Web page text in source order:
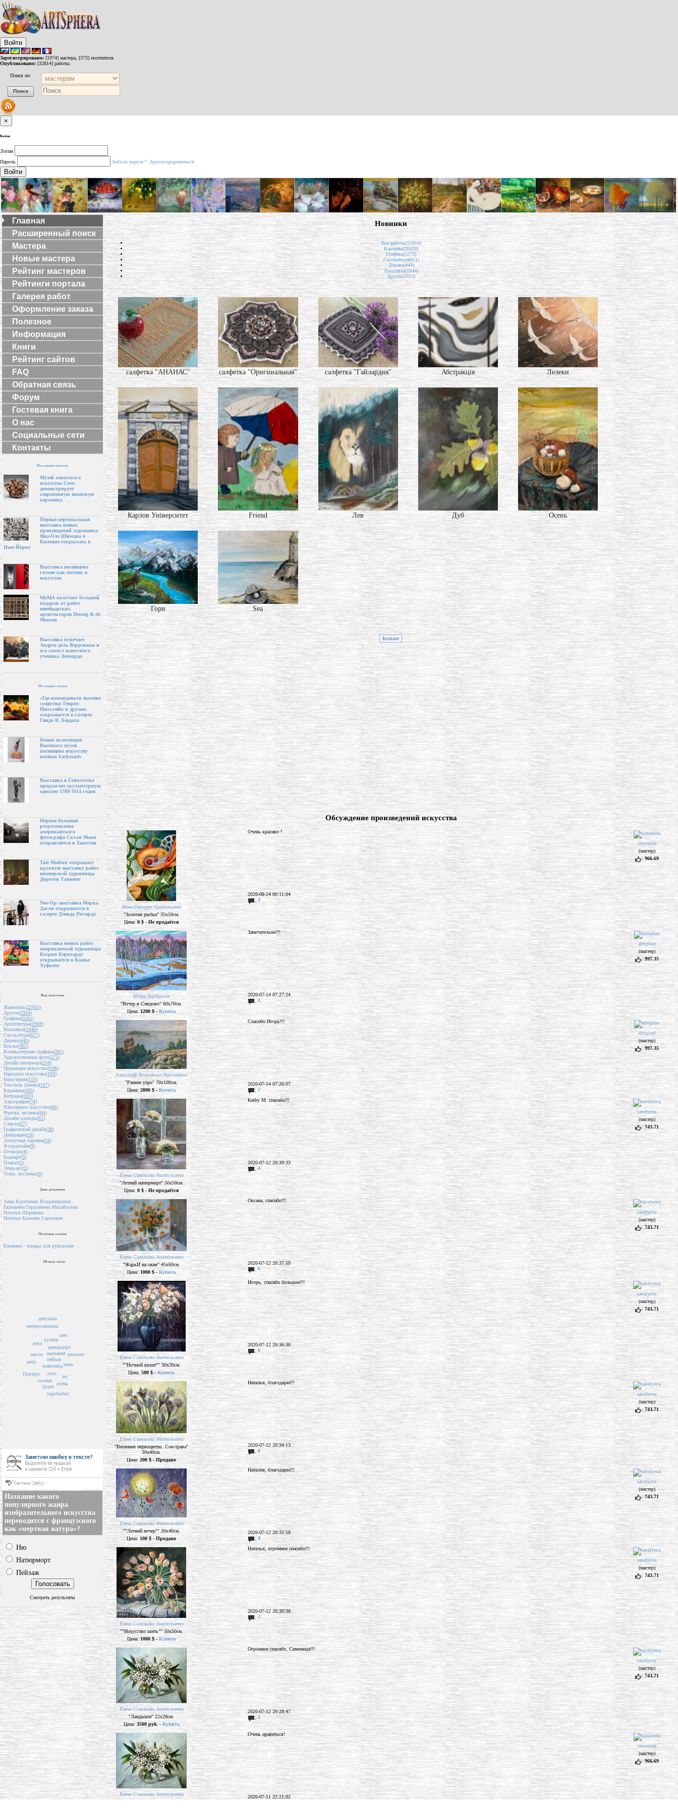
Войти
Зарегистрировано: [1974] мастера, [373] посетителя.
Опубликовано: [32814] работы.
Поиск по:
×
Войти
Логин
Пароль
Забыли пароль? Зарегистрироваться
Войти
Главная
Расширенный поиск
Мастера
Новые мастера
Рейтинг мастеров
Рейтинги портала
Галерея работ
Оформление заказа
Полезное
Информация
Книги
Рейтинг сайтов
FAQ
Обратная связь
Форум
Гостевая книга
О нас
Социальные сети
Контакты
Последние новости
Музей азиатского
искусства Crow
демонстрирует
современную японскую
керамику
Первая персональная
выставка новых
произведений художника
Яна-Оле Шимана в
Касмине открылась в
Нью-Йорке
Выставка посвящена
голове как мотиву в
искусстве
МоМА получает большой
подарок от работ
швейцарских
архитекторов Herzog & de
Meuron
Выставка отмечает
Андреа дель Верроккьо и
его самого известного
ученика Леонардо
Последние статьи
«Где командовали высшие
существа: Генрих
Нюссляйн и друзья»
открывается в галерее
Гвидо В. Баудаха
Новая экспозиция
Высокого музея
посвящена искусству
южных backroads
Выставка в Глиптотеке
предлагает скульптурную
одиссею 1789-1914 годов
Первая большая
ретроспектива
американского
фотографа Салли Манн
отправляется в Хьюстон
Tate Modern открывает
крупную выставку работ
пионерской художницы
Доротеи Таннинг
Neo-Op: выставка Марка
Дагли открывается в
галерее Дэвида Ричарда
Выставка новых работ
американской художницы
Кэтрин Бернхардт
открывается в Ксавье
Хуфкенс
Вид искусства
Живопись(22953)
Другое(3334)
Графика(3261)
Архитектура(1969)
Вышивка(1048)
Скульптура(617)
Дерево(445)
Куклы(302)
Компьютерная графика(281)
Художественное фото(273)
Дизайн интерьера(254)
Церковное искусство(196)
Народное искусство(193)
Бижутерия(119)
Текстиль (батик)(107)
Керамика(105)
Витражи(103)
Аэрография(74)
Ювелирное искусство(66)
Фреска, мозаика(64)
Дизайн одежды(61)
Стекло(57)
Графический дизайн(38)
Декорации(26)
Лоскутная картина(14)
Флордизайн(9)
Пэчворк(4)
Бодиарт(3)
Плакат(2)
Ленд-арт(2)
Театр. костюмы(0)
День рождения
Анна Крупченко Владимировна
Екатерина Герасимова Михайловна
Наталья Шарикова
Наталья Каленик Сергеевна
Полезные ссылки
Ежевика - товары для рукоделия
Облако тегов
пейзаж
названия
живопись
лето
натюрморт
купить
солнце
лес
зима
осень
букет
масло
река
снег
tegicheskie
реализм
небо
импрессионизм
Портрет
девушка
Название какого
популярного жанра
изобразительного искусства
переводится с французского
как «мертвая натура»?
Ню
Натюрморт
Пейзаж
Смотреть результаты
Новинки
Все работы(32814)
Картины(21639)
Графика(3273)
Скульптура(611)
Дерево(444)
Вышивка(1044)
Другое(5313)
салфетка "АНАНАС" салфетка "Оригинальная" салфетка "Гайлардия" Абстракція Лелеки
Карлов Університет Friend Лев Дуб Осень
Гори Sea
Больше
Обсуждение произведений искусства
Инна Овчарук Анатольевна
"Золотая рыбка" 35х50см.
Цена: 0 $ - Не продаётся
Очень красиво !
simonida
(мастер)
:966.69
2020-08-24 00:11:04
: 3
Игорь Бердышев
"Вечер в Смедово" 60х70см.
Цена: 1200 $ -Купить
Замечательно!!!
alexplast
(мастер)
:997.35
2020-07-14 07:27:24
: 2
Александр Безродных Николаевич
"Раннее утро" 70х100см.
Цена:2000 $ -Купить
Спасибо Игорь!!!
alexplast
(мастер)
: 997.35
2020-07-14 07:26:07
: 2
Елена Савельева Анатольевна
"Летний натюрморт" 50х50см.
Цена: 0 $ - Не продаётся
Kathy M. спасибо!!!
savelyeva
(мастер)
:743.71
2020-07-12 20:39:33
: 4
Елена Савельева Анатольевна
"ЖаркИ на окне" 45х60см.
Цена:1000 $ - Купить
Оксана, спасибо!!!
savelyeva
(мастер)
:743.71
2020-07-12 20:37:59
: 6
Елена Савельева Анатольевна
""Ночной визит"" 30х30см.
Цена: 500 $ - Купить
Игорь, спасибо большое!!!
savelyeva
(мастер)
:743.71
2020-07-12 20:36:30
: 6
Елена Савельева Анатольевна
"Весенние первоцветы. Сон-трава"
30х40см.
Цена:200 $ - Продано
Наталья, благодарю!!!
savelyeva
(мастер)
:743.71
2020-07-12 20:34:13
: 6
Елена Савельева Анатольевна
""Летний вечер"" 30х40см.
Цена:100 $ - Продано
Наталия, благодарю!!!
savelyeva
(мастер)
:743.71
2020-07-12 20:32:58
: 4
Елена Савельева Анатольевна
""Искусство шить"" 50х50см.
Цена:1000 $ - Купить
Наталья, огромное спасибо!!!
savelyeva
(мастер)
: 743.71
2020-07-12 20:30:38
: 2
Елена Савельева Анатольевна
"Ландыши" 22х28см.
Цена:3500 руб. - Купить
Огромное спасибо, Симонида!!!
savelyeva
(мастер)
:743.71
2020-07-12 20:28:47
: 2
Елена Савельева Анатольевна
Очень нравиться!
simonida
(мастер)
: 966.69
2020-07-11 22:21:02